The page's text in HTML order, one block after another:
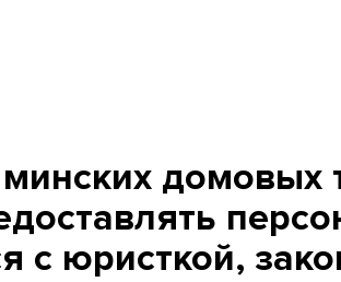
домовых
с юристкой,